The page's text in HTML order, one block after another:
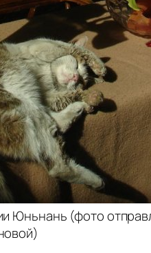
Юньнань (фото